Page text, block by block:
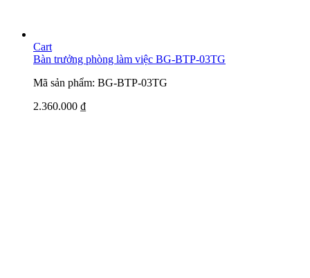
Cart
Bàn trưởng phòng làm việc BG-BTP-03TG
Mã sản phẩm: BG-BTP-03TG
2.360.000 ₫